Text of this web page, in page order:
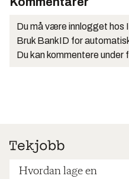
Du må være innlogget
Bruk BankID for
Du kan kommentere under
Hvordan lage en